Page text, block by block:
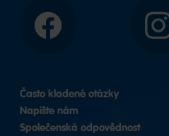
Facebook
Často kladené otázky
Napište nám
Společenská odpovědnost